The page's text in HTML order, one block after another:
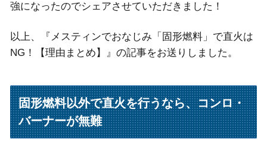
強になったのでシェアさせていただきました！
以上、『メスティンでおなじみ「固形燃料」で直火は
NG！【理由まとめ】』の記事をお送りしました。
固形燃料以外で直火を行うなら、コンロ・
バーナーが無難